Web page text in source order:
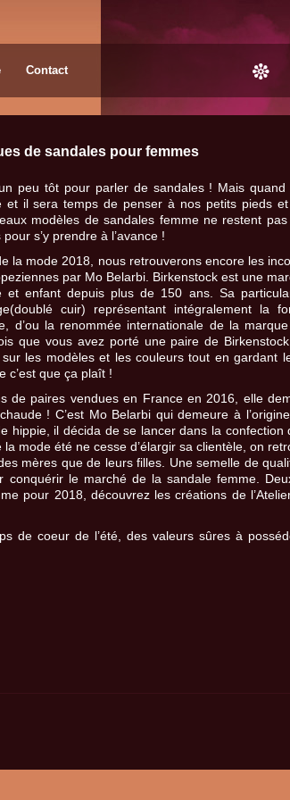
Contact
de sandales pour femmes
peu tôt pour parler de sandales ! Mais
et il sera temps de penser à nos petits pieds et
modèles de sandales femme ne restent
s’y prendre à l’avance !
la mode 2018, nous retrouverons encore les
par Mo Belarbi. Birkenstock est une
et enfant depuis plus de 150 ans. Sa
cuir) représentant intégralement la
d’ou la renommée internationale de la
que vous avez porté une paire de
les modèles et les couleurs tout en gardant
c’est que ça plaît !
de paires vendues en France en 2016, elle
! C’est Mo Belarbi qui demeure à
hippie, il décida de se lancer dans la confection
mode été ne cesse d’élargir sa clientèle, on
mères que de leurs filles. Une semelle de
conquérir le marché de la sandale femme.
pour 2018, découvrez les créations de
de coeur de l’été, des valeurs sûres à